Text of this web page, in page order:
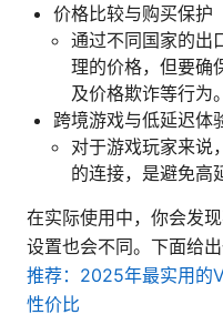
价格比较与购买保护
通过不同国家的出
理的价格，但要确
及价格欺诈等行为。
跨境游戏与低延迟体
对于游戏玩家来说
的连接，是避免高
在实际使用中，你会发
设置也会不同。下面给
推荐：2025年最实用的
性价比